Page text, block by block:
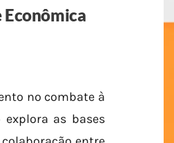
no combate à
as bases